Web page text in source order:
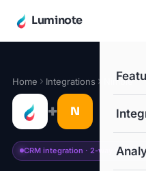
Luminote
Home Integrations Nimble
+ N
CRM integration · 2-way sync ·